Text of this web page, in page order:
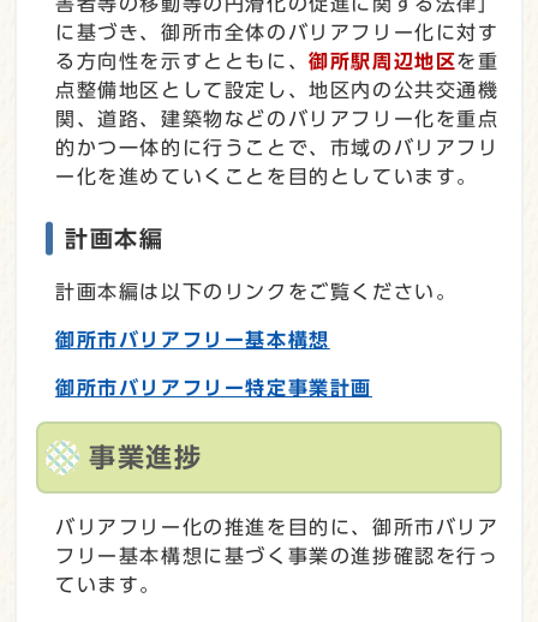
に基づき、御所市全体のバリアフリー化に対す
る方向性を示すとともに、御所駅周辺地区を重
点整備地区として設定し、地区内の公共交通機
関、道路、建築物などのバリアフリー化を重点
的かつ一体的に行うことで、市域のバリアフリ
ー化を進めていくことを目的としています。
計画本編
計画本編は以下のリンクをご覧ください。
御所市バリアフリー基本構想
御所市バリアフリー特定事業計画
事業進捗
バリアフリー化の推進を目的に、御所市バリア
フリー基本構想に基づく事業の進捗確認を行っ
ています。